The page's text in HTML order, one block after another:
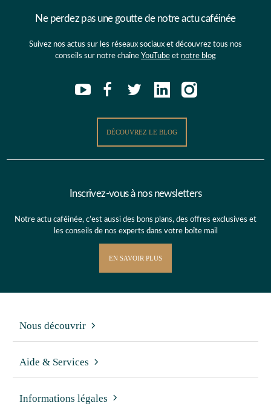
Ne perdez pas une goutte de notre actu caféinée
Suivez nos actus sur les réseaux sociaux et découvrez tous nos
conseils sur notre chaîne YouTube et notre blog
DÉCOUVREZ LE BLOG
Inscrivez-vous à nos newsletters
Notre actu caféinée, c’est aussi des bons plans, des offres exclusives et
les conseils de nos experts dans votre boîte mail
EN SAVOIR PLUS
Nous découvrir
Aide & Services
Informations légales